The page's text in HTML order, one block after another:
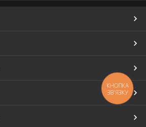
КНОПКА
ЗВ'ЯЗКУ